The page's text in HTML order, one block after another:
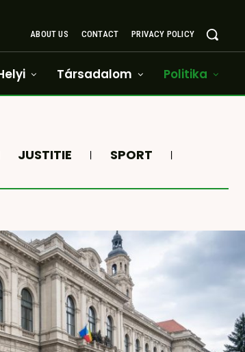
ABOUT US CONTACT PRIVACY POLICY
Társadalom Politika
JUSTITIE
SPORT